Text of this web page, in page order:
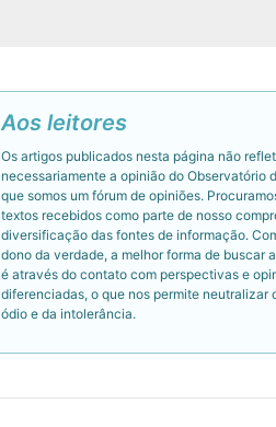
Aos leitores
Os artigos publicados nesta página não
necessariamente a opinião do Observatório
que somos um fórum de opiniões.
textos recebidos como parte de nosso
diversificação das fontes de informação.
dono da verdade, a melhor forma de buscar
é através do contato com perspectivas e
diferenciadas, o que nos permite neutralizar
ódio e da intolerância.